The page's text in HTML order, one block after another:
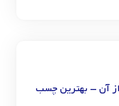
آن – بهترین چسب